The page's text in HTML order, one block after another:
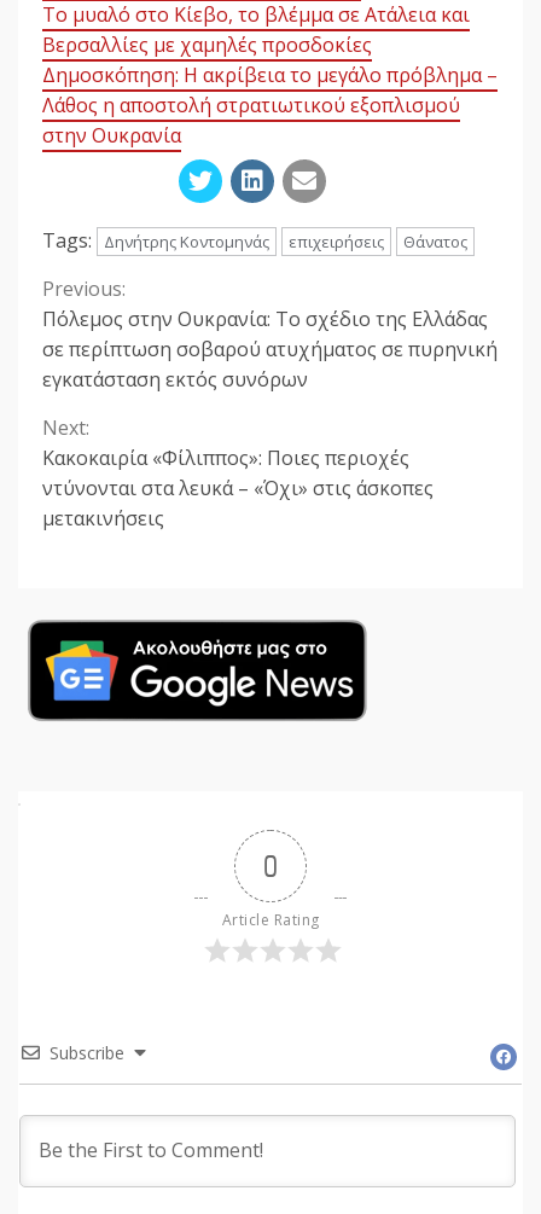
Το μυαλό στο Κίεβο, το βλέμμα σε Ατάλεια και
Βερσαλλίες με χαμηλές προσδοκίες
Δημοσκόπηση: Η ακρίβεια το μεγάλο πρόβλημα –
Λάθος η αποστολή στρατιωτικού εξοπλισμού
στην Ουκρανία
Tags: Δηνήτρης Κοντομηνάς επιχειρήσεις Θάνατος
Continue
Reading
Previous:
Πόλεμος στην Ουκρανία: Το σχέδιο της Ελλάδας
σε περίπτωση σοβαρού ατυχήματος σε πυρηνική
εγκατάσταση εκτός συνόρων
Next:
Κακοκαιρία «Φίλιππος»: Ποιες περιοχές
ντύνονται στα λευκά – «Όχι» στις άσκοπες
μετακινήσεις
0
Article Rating
Subscribe